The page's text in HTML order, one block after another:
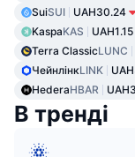
SuiSUI UAH30.24
KaspaKAS UAH1.15
Terra ClassicLUNC
ЧейнлінкLINK
HederaHBAR
В тренді